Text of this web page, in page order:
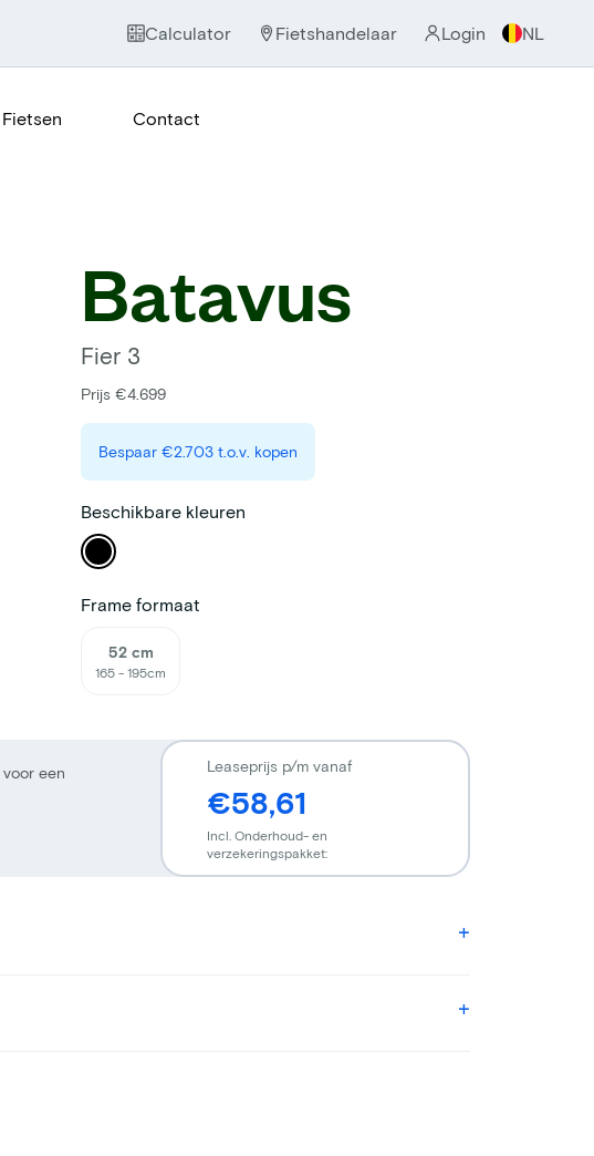
Calculator Fietshandelaar Login NL
Fietsen Contact
Batavus
Fier 3
Prijs €4.699
Bespaar €2.703 t.o.v. kopen
Beschikbare kleuren
Frame formaat
52 cm
165 - 195cm
voor een
Leaseprijs p/m vanaf
€58,61
Incl. Onderhoud- en
verzekeringspakket: